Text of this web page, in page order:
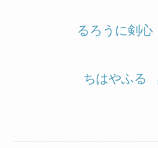
るろうに剣心
ちはやふる